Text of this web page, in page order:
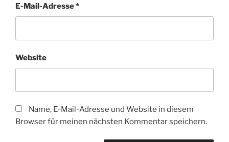
E-Mail-Adresse*
Website
Name, E-Mail-Adresse und Website in diesem
Browser für meinen nächsten Kommentar speichern.